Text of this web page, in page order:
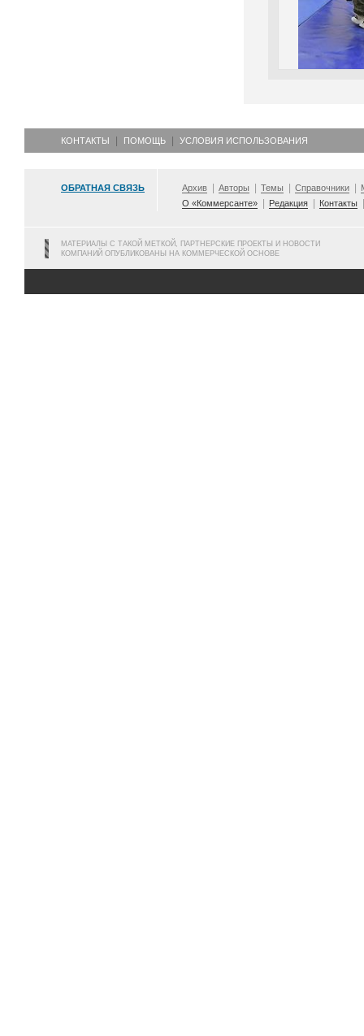
КОНТАКТЫ ПОМОЩЬ УСЛОВИЯ ИСПОЛЬЗОВАНИЯ
ОБРАТНАЯ СВЯЗЬ Архив Авторы Темы Справочники
О «Коммерсанте»
Редакция Контакты
МАТЕРИАЛЫ С ТАКОЙ МЕТКОЙ, ПАРТНЕРСКИЕ ПРОЕКТЫ И НОВОСТИ
КОМПАНИЙ ОПУБЛИКОВАНЫ НА КОММЕРЧЕСКОЙ ОСНОВЕ